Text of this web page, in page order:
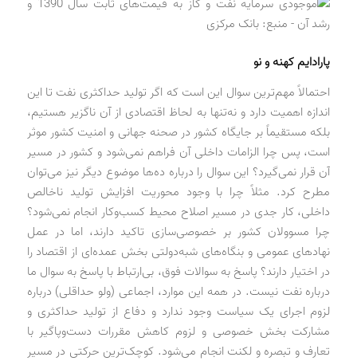
پارادایم کهنه و نو
احتمالاً مهم‌ترین سوال این است که اگر تولید حداکثری نفت تا این
اندازه اهمیت دارد و نه‌تنها به لحاظ اقتصادی از آن ناگزیر هستیم،
بلکه مستقیماً بر جایگاه کشور در صحنه جهانی و امنیت کشور موثر
است، پس چرا الزامات داخلی آن فراهم نمی‌شود و کشور در مسیر
آن قرار نمی‌گیرد؟ این سوال را درباره ده‌ها موضوع دیگر نیز می‌توان
مطرح کرد. مثلاً چرا با وجود محوریت افزایش تولید ناخالص
داخلی، کار جدی در مسیر اصلاح محیط کسب‌وکار انجام نمی‌شود؟
چرا مسوولان کشور بر خصوصی‌سازی تاکید دارند، اما در عمل
نهادهای عمومی و بنگاه‌های شبه‌دولتی بخش عمده‌ای از اقتصاد را
در اختیار دارند؟ پاسخ به سوالات فوق، بی‌ارتباط با پاسخ به سوال ما
درباره نفت نیست. در همه این موارد، اجماعی (ولو حداقلی) درباره
لزوم اجرای یک سیاست وجود ندارد و دفاع از تولید حداکثری و
مشارکت بخش خصوصی و لزوم کاهش مقررات دست‌وپاگیر با
تعارف و تبصره و لکنت انجام می‌شود. کوچک‌ترین حرکتی در مسیر